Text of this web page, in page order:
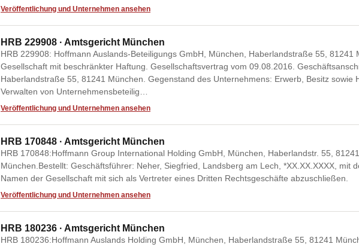
Veröffentlichung und Unternehmen ansehen
HRB 229908 · Amtsgericht München
HRB 229908: Hoffmann Auslands-Beteiligungs GmbH, München, Haberlandstraße 55, 81241
Gesellschaft mit beschränkter Haftung. Gesellschaftsvertrag vom 09.08.2016.
Haberlandstraße 55, 81241 München. Gegenstand des Unternehmens: Erwerb, Besitz sowie
Verwalten von Unternehmensbeteilig…
Veröffentlichung und Unternehmen ansehen
HRB 170848 · Amtsgericht München
HRB 170848:Hoffmann Group International Holding GmbH, München, Haberlandstr. 55, 81241
München.Bestellt: Geschäftsführer: Neher, Siegfried, Landsberg am Lech, *XX.XX.XXXX, mit
Namen der Gesellschaft mit sich als Vertreter eines Dritten Rechtsgeschäfte abzuschließen.
Veröffentlichung und Unternehmen ansehen
HRB 180236 · Amtsgericht München
HRB 180236:Hoffmann Auslands Holding GmbH, München, Haberlandstraße 55, 81241